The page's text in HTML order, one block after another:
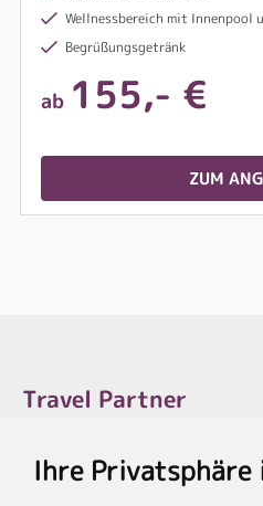
Ihre
Wellnessbereich mit Innenpool und Außenpool
Begrüßungsgetränk
ab 155,- €
ZUM
Travel Partner
Rechtliches